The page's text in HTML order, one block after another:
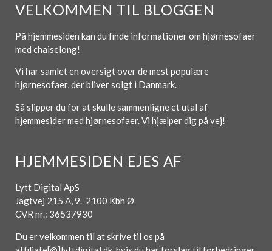
VELKOMMEN TIL BLOGGEN
På hjemmesiden kan du finde informationer om hjørnesofaer
med chaiselong!
Vi har samlet en oversigt over de mest populære
hjørnesofaer, der bliver solgt i Danmark.
Så slipper du for at skulle sammenligne et utal af
hjemmesider med hjørnesofaer. Vi hjælper dig på vej!
HJEMMESIDEN EJES AF
Lytt Digital ApS
Jagtvej 215 A, 9. 2100 Kbh Ø
CVR nr.: 36537930
Du er velkommen til at skrive til os på